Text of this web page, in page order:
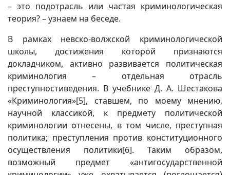
– это подотрасль или частая криминологическая
теория? – узнаем на беседе.
В рамках невско-волжской криминологической
школы, достижения которой признаются
докладчиком, активно развивается политическая
криминология – отдельная отрасль
преступностиведения. В учебнике Д. А. Шестакова
«Криминология»[5], ставшем, по моему мнению,
научной классикой, к предмету политической
криминологии отнесены, в том числе, преступная
политика; преступления против конституционного
осуществления политики[6]. Таким образом,
возможный предмет «антигосударственной